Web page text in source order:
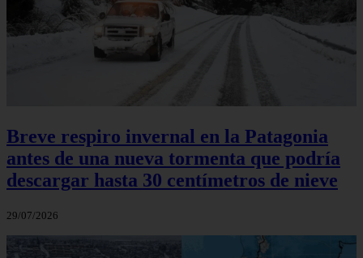
Breve respiro invernal en la Patagonia
antes de una nueva tormenta que podría
descargar hasta 30 centímetros de nieve
29/07/2026